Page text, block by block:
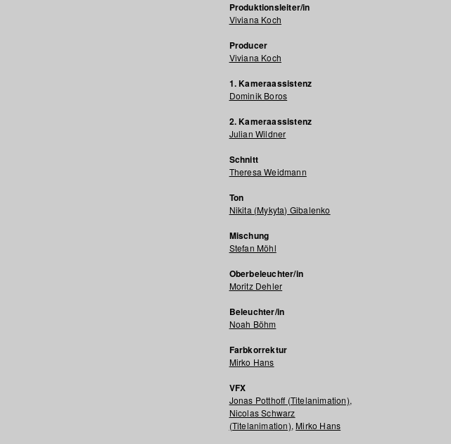
Produktionsleiter/in
Viviana Koch
Producer
Viviana Koch
1. Kameraassistenz
Dominik Boros
2. Kameraassistenz
Julian Wildner
Schnitt
Theresa Weidmann
Ton
Nikita (Mykyta) Gibalenko
Mischung
Stefan Möhl
Oberbeleuchter/in
Moritz Dehler
Beleuchter/in
Noah Böhm
Farbkorrektur
Mirko Hans
VFX
Jonas Potthoff (Titelanimation),
Nicolas Schwarz
(Titelanimation), Mirko Hans